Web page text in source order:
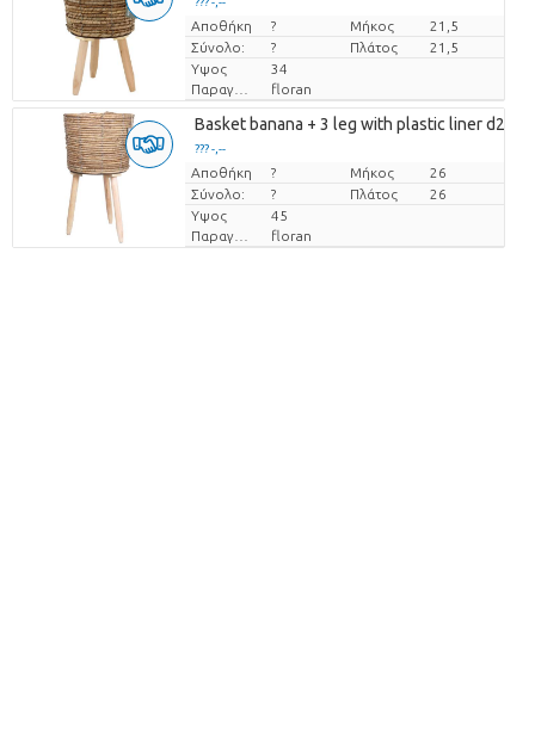
Τιμή ανά τεμάχιο
Αποθήκη ? Μήκος
21,5
Σύνολο:
? Πλάτος
21,5
Υψος
34
Παραγωγός
floran
Basket banana + 3 leg with plastic liner d26
??? -,--
Τιμή ανά τεμάχιο
Αποθήκη ? Μήκος
26
Σύνολο:
? Πλάτος
26
Υψος
45
Παραγωγός
floran